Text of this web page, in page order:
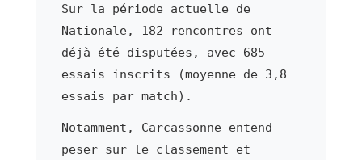
Sur la période actuelle de
Nationale, 182 rencontres ont
déjà été disputées, avec 685
essais inscrits (moyenne de 3,8
essais par match).
Notamment, Carcassonne entend
peser sur le classement et